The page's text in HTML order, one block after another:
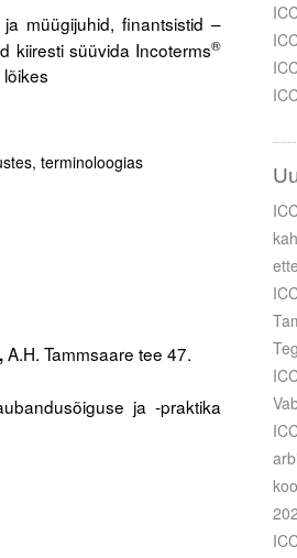
müügijuhid, finantsistid –
kiiresti süüvida Incoterms®
terminoloogias
A.H. Tammsaare tee 47.
ja -praktika